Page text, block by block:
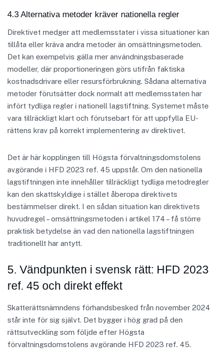
4.3 Alternativa metoder kräver nationella regler
Direktivet medger att medlemsstater i vissa situationer kan
tillåta eller kräva andra metoder än omsättningsmetoden.
Det kan exempelvis gälla mer användningsbaserade
modeller, där proportioneringen görs utifrån faktiska
kostnadsdrivare eller resursförbrukning. Sådana alternativa
metoder förutsätter dock normalt att medlemsstaten har
infört tydliga regler i nationell lagstiftning. Systemet måste
vara tillräckligt klart och förutsebart för att uppfylla EU-
rättens krav på korrekt implementering av direktivet.
Det är här kopplingen till Högsta förvaltningsdomstolens
avgörande i HFD 2023 ref. 45 uppstår. Om den nationella
lagstiftningen inte innehåller tillräckligt tydliga metodregler
kan den skattskyldige i stället åberopa direktivets
bestämmelser direkt. I en sådan situation kan direktivets
huvudregel – omsättningsmetoden i artikel 174 – få större
praktisk betydelse än vad den nationella lagstiftningen
traditionellt har antytt.
5. Vändpunkten i svensk rätt: HFD 2023
ref. 45 och direkt effekt
Skatterättsnämndens förhandsbesked från november 2024
står inte för sig självt. Det bygger i hög grad på den
rättsutveckling som följde efter Högsta
förvaltningsdomstolens avgörande HFD 2023 ref. 45.